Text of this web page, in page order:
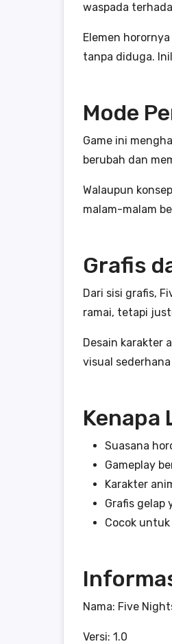
waspada
Elemen
tanpa diduga.
Mode
Game ini
berubah dan
Walaupun
malam-malam
Grafis
Dari sisi grafis,
ramai, tetapi
Desain karakter
visual
Kenapa
Suasana
Gameplay
Karakter
Grafis gelap
Cocok
Nama: Five
Versi: 1.0